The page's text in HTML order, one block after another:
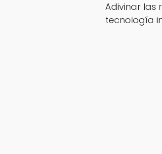
Adivinar las
tecnología